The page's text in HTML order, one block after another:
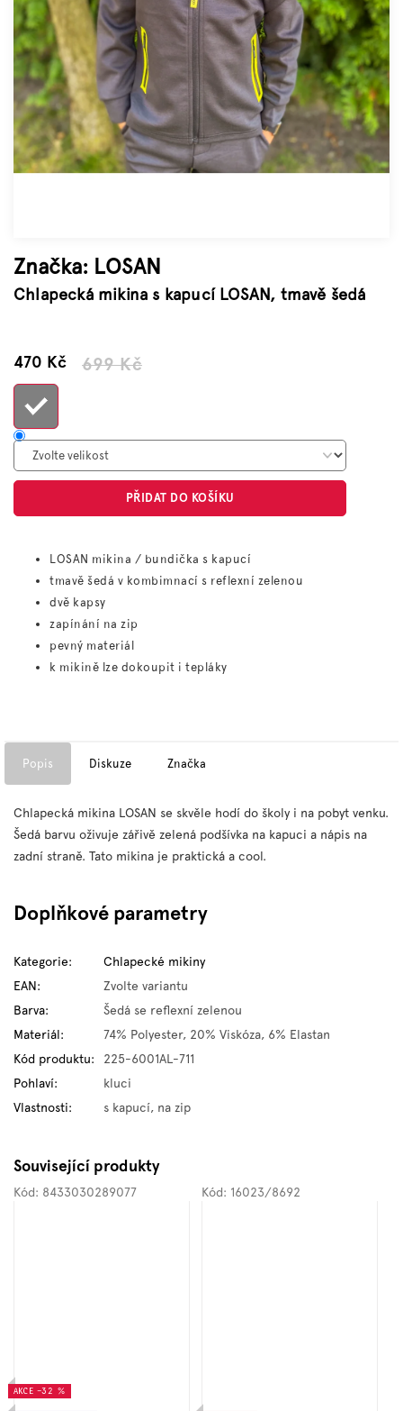
Značky
Měna
(CZK)
Přihlášení
Značka: LOSAN
Chlapecká mikina s kapucí LOSAN, tmavě šedá
699 Kč
470 KčMěrná
PŘIDAT DO KOŠÍKU
LOSAN mikina / bundička s kapucí
tmavě šedá v kombimnací s reflexní zelenou
dvě kapsy
zapínání na zip
pevný materiál
k mikině lze dokoupit i tepláky
Popis Diskuze Značka
Chlapecká mikina LOSAN se skvěle hodí do školy i na pobyt venku.
Šedá barvu oživuje zářivě zelená podšívka na kapuci a nápis na
zadní straně. Tato mikina je praktická a cool.
Doplňkové parametry
Kategorie:
Chlapecké mikiny
EAN:
Zvolte variantu
Barva:
Šedá se reflexní zelenou
Materiál:
74% Polyester, 20% Viskóza, 6% Elastan
Kód produktu:
225-6001AL-711
Pohlaví:
kluci
Vlastnosti: s kapucí, na zip
Související produkty
AKCE –32 %
Kód: 8433030289077 Kód: 16023/8692